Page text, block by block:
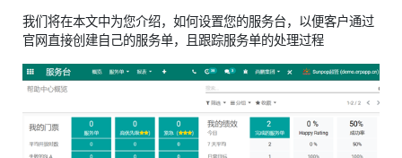
我们将在本文中为您介绍，如何设置您的服务台，以便客户通过
官网直接创建自己的服务单，且跟踪服务单的处理过程